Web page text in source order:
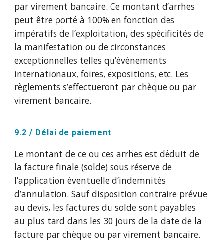
par virement bancaire. Ce montant d’arrhes
peut être porté à 100% en fonction des
impératifs de l’exploitation, des spécificités de
la manifestation ou de circonstances
exceptionnelles telles qu’évènements
internationaux, foires, expositions, etc. Les
règlements s’effectueront par chèque ou par
virement bancaire.
9.2 / Délai de paiement
Le montant de ce ou ces arrhes est déduit de
la facture finale (solde) sous réserve de
l’application éventuelle d’indemnités
d’annulation. Sauf disposition contraire prévue
au devis, les factures du solde sont payables
au plus tard dans les 30 jours de la date de la
facture par chèque ou par virement bancaire.